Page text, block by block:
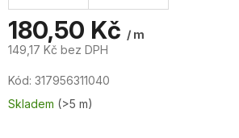
180,50 Kč / m
149,17 Kč bez DPH
cena:
Kód: 317956311040
Skladem (>5 m)